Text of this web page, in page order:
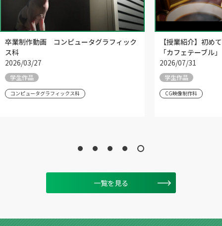
卒業制作動画 コンピュータグラフィック
ス科
2026/03/27
学生作品
コンピュータグラフィックス科
【授業紹介】初め
「カフェテーブル
2026/07/31
学生作品
CG映像制作科
一覧を見る